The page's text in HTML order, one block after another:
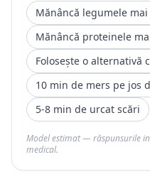
Mănâncă legumele
Mănâncă proteinele
Folosește o alternativă
10 min de mers pe jos
5-8 min de urcat scări
Model estimat — răspunsurile
medical.